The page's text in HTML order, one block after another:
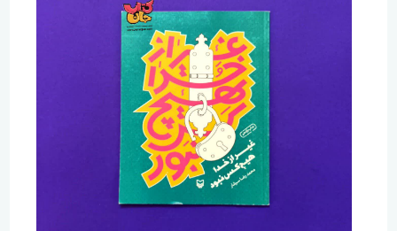
گاو می‌میرد. مرد فقیر که توان پرداخت بهای گاو را ندارد،
همراه همسایه نزد قاضی می‌رود تا درباره این مسئله داوری
شود. این داستان نشان می‌دهد که گاهی
می‌تواند از ثروت ارزشمندتر باشد.
داستان دوم با نام«ایثار»به ماجرایی از جنگ یرموک میان
سپاه اسلام و دشمنان می‌پردازد. پس از پایان جنگ،
میدان نبرد پر از مجروحان تشنه است. سقایی برای
رساندن آب به مجروحان می‌آید، اما هر مجروح به یاد